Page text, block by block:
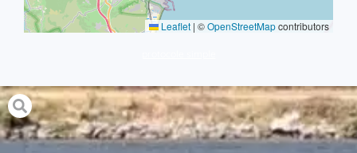
Leaflet | ©OpenStreetMapcontributors